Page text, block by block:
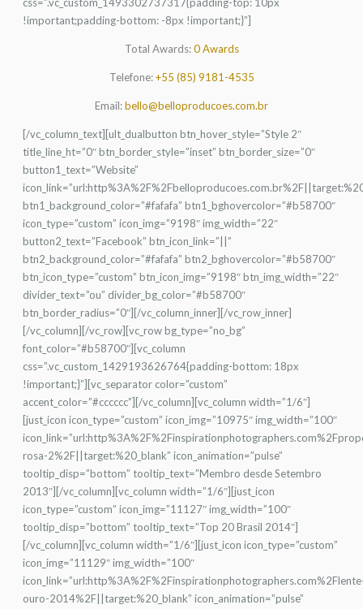
!important;padding-bottom: -8px !important;}”]
Total Awards:0 Awards
Telefone:+55 (85) 9181-4535
Email:bello@belloproducoes.com.br
[/vc_column_text][ult_dualbutton btn_hover_style=”Style 2″
title_line_ht=”0″ btn_border_style=”inset” btn_border_size=”0″
button1_text=”Website”
btn1_background_color=”#fafafa” btn1_bghovercolor=”#b58700″
icon_type=”custom” icon_img=”9198″ img_width=”22″
button2_text=”Facebook” btn_icon_link=”||”
btn2_background_color=”#fafafa” btn2_bghovercolor=”#b58700″
btn_icon_type=”custom” btn_icon_img=”9198″ btn_img_width=”22″
divider_text=”ou” divider_bg_color=”#b58700″
btn_border_radius=”0″][/vc_column_inner][/vc_row_inner]
[/vc_column][/vc_row][vc_row bg_type=”no_bg”
font_color=”#b58700″][vc_column
css=”.vc_custom_1429193626764{padding-bottom: 18px
!important;}”][vc_separator color=”custom”
accent_color=”#cccccc”][/vc_column][vc_column width=”1/6″]
[just_icon icon_type=”custom” icon_img=”10975″ img_width=”100″
rosa-2%2F||target:%20_blank” icon_animation=”pulse”
tooltip_disp=”bottom” tooltip_text=”Membro desde Setembro
2013″][/vc_column][vc_column width=”1/6″][just_icon
icon_type=”custom” icon_img=”11127″ img_width=”100″
tooltip_disp=”bottom” tooltip_text=”Top 20 Brasil 2014″]
[/vc_column][vc_column width=”1/6″][just_icon icon_type=”custom”
icon_img=”11129″ img_width=”100″
ouro-2014%2F||target:%20_blank” icon_animation=”pulse”